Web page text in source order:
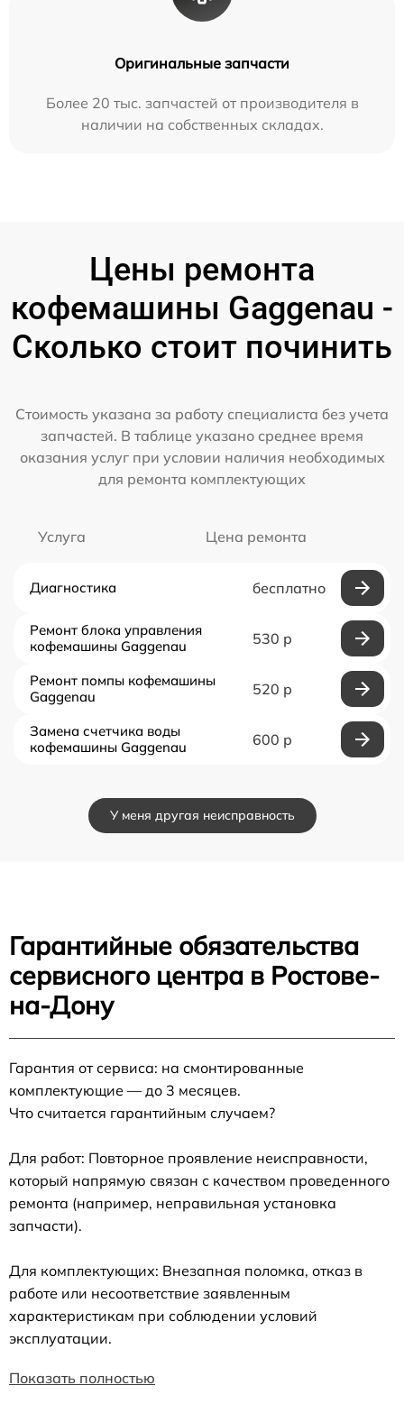
Оригинальные запчасти
Более 20 тыс. запчастей от производителя в
наличии на собственных складах.
Цены ремонта
кофемашины Gaggenau -
Сколько стоит починить
Стоимость указана за работу специалиста без учета
запчастей. В таблице указано среднее время
оказания услуг при условии наличия необходимых
для ремонта комплектующих
Услуга Цена ремонта
Диагностика бесплатно
Ремонт блока управления
кофемашины Gaggenau
530 р
Ремонт помпы кофемашины
Gaggenau
520 р
Замена счетчика воды
кофемашины Gaggenau
600 р
У меня другая неисправность
Гарантийные обязательства
сервисного центра в Ростове-
на-Дону
Гарантия от сервиса: на смонтированные
комплектующие — до 3 месяцев.
Что считается гарантийным случаем?
Для работ: Повторное проявление неисправности,
который напрямую связан с качеством проведенного
ремонта (например, неправильная установка
запчасти).
Для комплектующих: Внезапная поломка, отказ в
работе или несоответствие заявленным
характеристикам при соблюдении условий
эксплуатации.
Показать полностью